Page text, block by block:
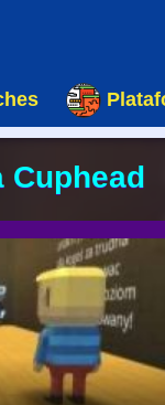
Cuphead